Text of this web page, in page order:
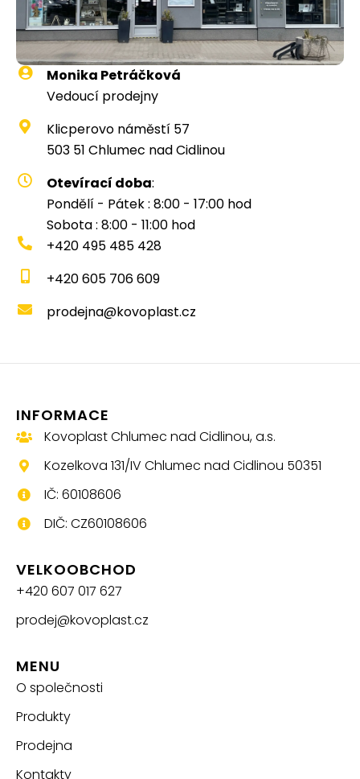
Monika Petráčková
Vedoucí prodejny
Klicperovo náměstí 57
503 51 Chlumec nad Cidlinou
Otevírací doba:
Pondělí - Pátek : 8:00 - 17:00 hod
Sobota : 8:00 - 11:00 hod
+420 495 485 428
+420 605 706 609
prodejna@kovoplast.cz
INFORMACE
Kovoplast Chlumec nad Cidlinou, a.s.
Kozelkova 131/IV Chlumec nad Cidlinou 50351
IČ: 60108606
DIČ: CZ60108606
VELKOOBCHOD
+420 607 017 627
prodej@kovoplast.cz
MENU
O společnosti
Produkty
Prodejna
Kontakty